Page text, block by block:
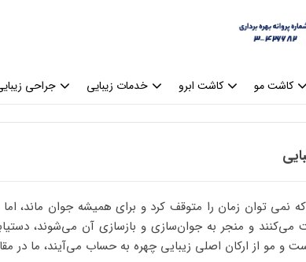
کاشت مو کاشت ابرو خدمات زیبایی جراحی
توان زمان را متوقف کرد و برای همیشه جوان ماند،
می‌کنند و منجر به جوان‌سازی و بازسازی آن می‌شوند،
و مو از ارکان اصلی زیبایی چهره به حساب می‌آیند، ما در